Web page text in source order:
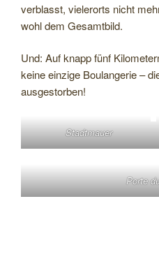
verblasst, vielerorts nicht
wohl dem Gesamtbild.
Und: Auf knapp fünf
keine einzige Boulangerie –
ausgestorben!
Stadtmauer
Porte